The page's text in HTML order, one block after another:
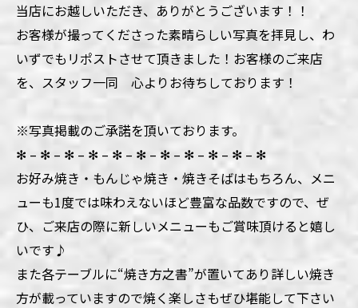
当店にお越しいただき、ありがとうございます！！
お客様が撮ってくださった素晴らしい写真を拝見し、わ
いずでもリポストさせて頂きました！お客様のご来店
を、スタッフ一同 心よりお待ちしております！
※写真掲載のご承諾を頂いております。
✻ – ✻ – ✻ – ✻ – ✻ – ✻ – ✻ – ✻ – ✻ – ✻ – ✻
お好み焼き・もんじゃ焼き・焼きそばはもちろん、メニ
ューも1度では味わえないほど豊富な品数ですので、ぜ
ひ、ご来店の際に新しいメニューもご賞味頂けると嬉し
いです♪
また各テーブルに“焼き方之書”が置いてあり詳しい焼き
方が載っていますので焼く楽しさもぜひ堪能して下さい